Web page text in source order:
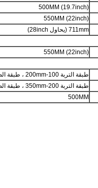
500MM (19.7inch)
550MM (22inch)
711mm (يحاول 28inch)
550MM (22inch)
طبقة التربة 100-200mm ، طبقة الصخور 500-1000mm
طبقة التربة 200-350mm ، طبقة الصخور 500-1000mm
500MM